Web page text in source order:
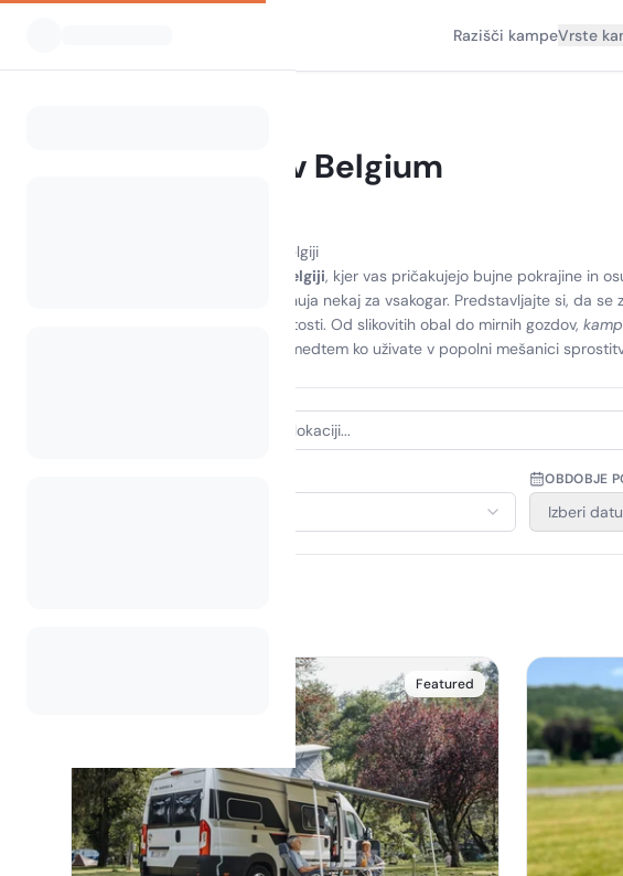
Razišči kampeVrste
Kampiranje v Belgium
Odkrijte veselje kampiranja v Belgiji
kampiranja v Belgiji, kjer vas pričakujejo bujne pokrajine in
prijetne koče, ta destinacija ponuja nekaj za vsakogar. Predstavljajte si, da
in raziskovanje lokalnih znamenitosti. Od slikovitih obal do mirnih gozdov,
ustvarite nepozabne spomine, medtem ko uživate v popolni mešanici
OBDOBJE
Izberi
Featured